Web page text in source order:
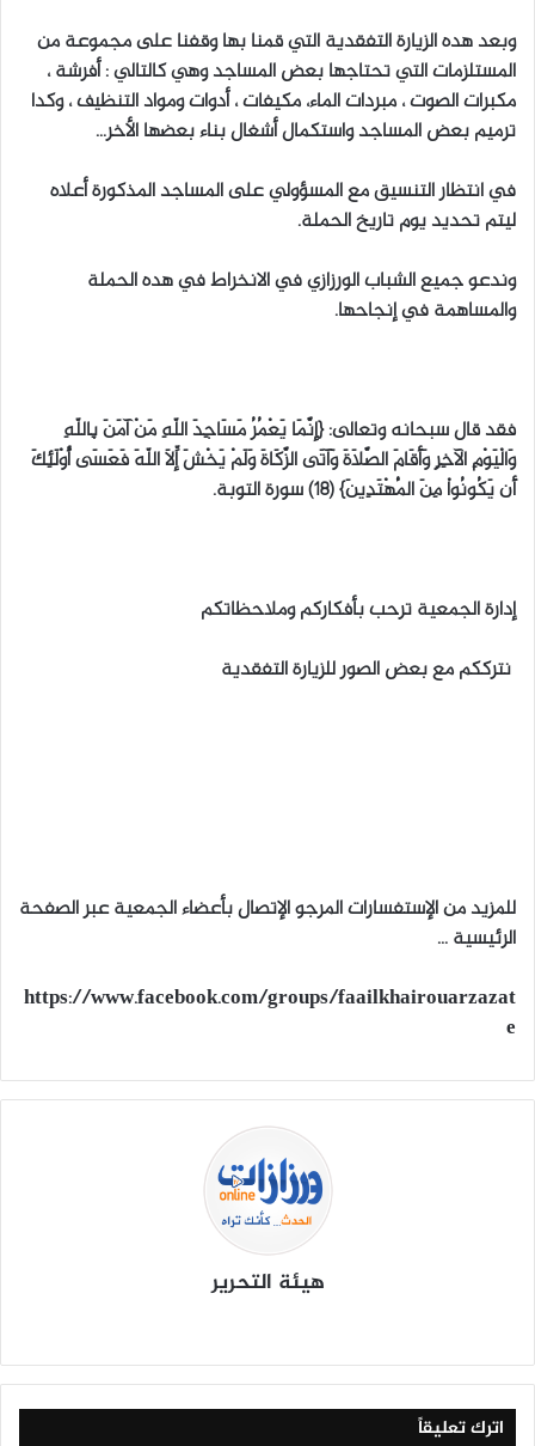
وبعد هده الزيارة التفقدية التي قمنا بها وقفنا على مجموعة من
المستلزمات التي تحتاجها بعض المساجد وهي كالتالي : أفرشة ،
مكبرات الصوت ، مبردات الماء، مكيفات ، أدوات ومواد التنظيف ، وكدا
ترميم بعض المساجد واستكمال أشغال بناء بعضها الأخر…
في انتظار التنسيق مع المسؤولي على المساجد المذكورة أعلاه
ليتم تحديد يوم تاريخ الحملة.
وندعو جميع الشباب الورزازي في الانخراط في هده الحملة
والمساهمة في إنجاحها.
فقد قال سبحانه وتعالى: {إِنَّمَا يَعْمُرُ مَسَاجِدَ اللّهِ مَنْ آمَنَ بِاللّهِ
وَالْيَوْمِ الآخِرِ وَأَقَامَ الصَّلاَةَ وَآتَى الزَّكَاةَ وَلَمْ يَخْشَ إِلاَّ اللّهَ فَعَسَى أُوْلَئِكَ
أَن يَكُونُواْ مِنَ الْمُهْتَدِينَ} (18) سورة التوبة.
إدارة الجمعية ترحب بأفكاركم وملاحظاتكم
نترككم مع بعض الصور للزيارة التفقدية
للمزيد من الإستفسارات المرجو الإتصال بأعضاء الجمعية عبر الصفحة
الرئيسية …
https://www.facebook.com/groups/faailkhairouarzazat
e
هيئة التحرير
الوي
ب
وك
م
k
اترك تعليقاً